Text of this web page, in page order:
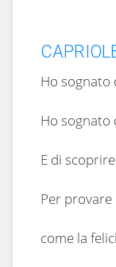
Ho sognato
Ho sognato
E di
Per
come la